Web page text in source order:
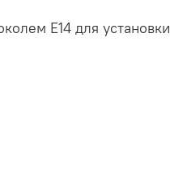
Е14 для установки